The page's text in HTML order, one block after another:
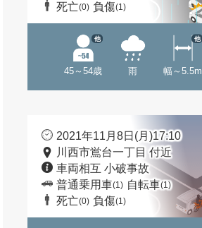
死亡(0) 負傷(1)
45～54歳
他
雨 幅～5.5m
他
2021年11月8日(月)17:10
川西市鴬台一丁目 付近
車両相互 小破事故
普通乗用車(1) 自転車(1)
死亡(0) 負傷(1)